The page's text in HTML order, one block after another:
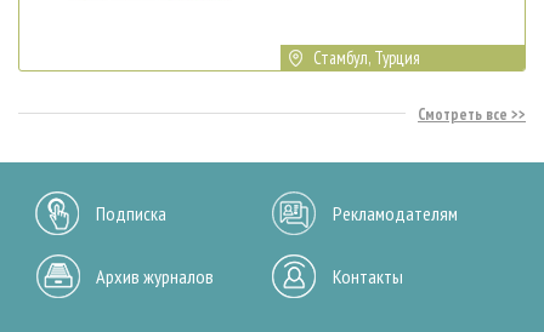
Стамбул, Турция
Смотреть все
Подписка Рекламодателям
Архив журналов Контакты